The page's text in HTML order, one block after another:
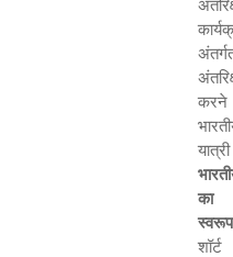
करने
का
स्‍वरूप